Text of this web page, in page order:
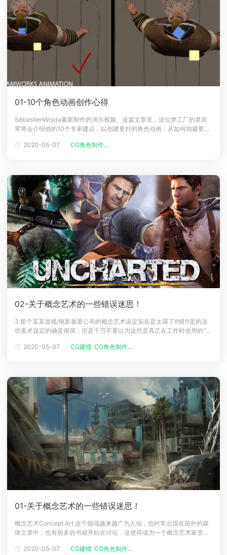
01-10个角色动画创作心得
SébastienWojda最新制作的演示视频。这篇文章里，这位梦工厂的老前
辈将会介绍他的10个专家建议，以创建更好的角色动画：从如何拍摄更好
欢以不同的风格工作，从卡通风格到现实写照的，在梦工厂的最近几年
2020-05-07 CG角色制作...
02-关于概念艺术的一些错误迷思！
3.那个某某游戏/电影最新公布的概念艺术设定实在是太屌了!!!错!!!是的这
些美术设定的确是很屌，但是千万不要以为这些是真正在工作时使用的''概
些行销用的美术往往花了比一般正常的概念艺术设定更多的时间与精力，
2020-05-07 CG建模 CG角色制作...
01-关于概念艺术的一些错误迷思！
概念艺术Concept Art 这个领域越来越广为人知，也时常出现在国外的媒
体文章中，也有较多的书籍开始在讨论，这使得成为一个概念艺术家变成
Art，其中也包含介面设计与3D模型制作等）成立课程。这一个很新的领
2020-05-07 CG建模 CG角色制作...